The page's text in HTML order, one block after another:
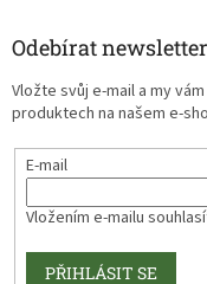
Odebírat newsletter
Vložte svůj e-mail a my
produktech na našem e-
E-mail
Vložením e-mailu
PŘIHLÁSIT SE